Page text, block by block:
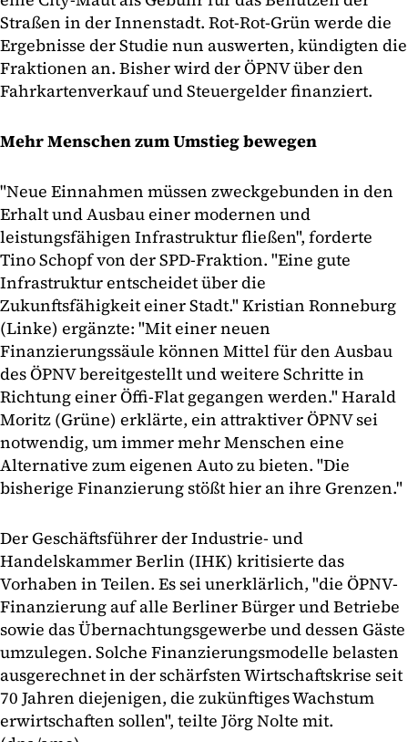
Straßen in der Innenstadt. Rot-Rot-Grün werde die
Ergebnisse der Studie nun auswerten, kündigten die
Fraktionen an. Bisher wird der ÖPNV über den
Fahrkartenverkauf und Steuergelder finanziert.
Mehr Menschen zum Umstieg bewegen
"Neue Einnahmen müssen zweckgebunden in den
Erhalt und Ausbau einer modernen und
leistungsfähigen Infrastruktur fließen", forderte
Tino Schopf von der SPD-Fraktion. "Eine gute
Infrastruktur entscheidet über die
Zukunftsfähigkeit einer Stadt." Kristian Ronneburg
(Linke) ergänzte: "Mit einer neuen
Finanzierungssäule können Mittel für den Ausbau
des ÖPNV bereitgestellt und weitere Schritte in
Richtung einer Öffi-Flat gegangen werden." Harald
Moritz (Grüne) erklärte, ein attraktiver ÖPNV sei
notwendig, um immer mehr Menschen eine
Alternative zum eigenen Auto zu bieten. "Die
bisherige Finanzierung stößt hier an ihre Grenzen."
Der Geschäftsführer der Industrie- und
Handelskammer Berlin (IHK) kritisierte das
Vorhaben in Teilen. Es sei unerklärlich, "die ÖPNV-
Finanzierung auf alle Berliner Bürger und Betriebe
sowie das Übernachtungsgewerbe und dessen Gäste
umzulegen. Solche Finanzierungsmodelle belasten
ausgerechnet in der schärfsten Wirtschaftskrise seit
70 Jahren diejenigen, die zukünftiges Wachstum
erwirtschaften sollen", teilte Jörg Nolte mit.